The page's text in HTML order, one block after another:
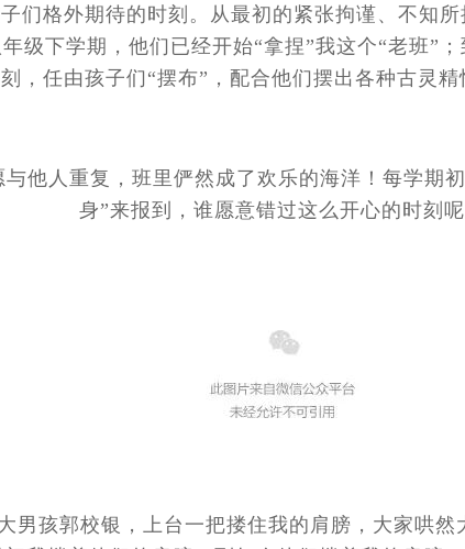
们格外期待的时刻。从最初的紧张拘谨、不知
下学期，他们已经开始“拿捏”我这个“老班”
刻，任由孩子们“摆布”，配合他们摆出各种古灵精
他人重复，班里俨然成了欢乐的海洋！每学期
身”来报到，谁愿意错过这么开心的时刻呢
男孩郭校银，上台一把搂住我的肩膀，大家哄